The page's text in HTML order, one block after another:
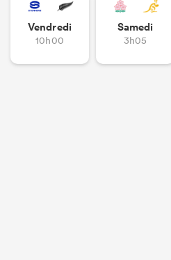
Vendredi
10h00
Samedi
3h05